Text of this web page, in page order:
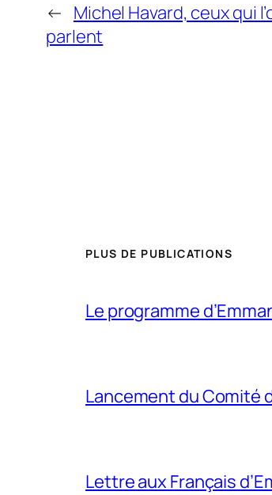
← Michel Havard, ceux qui
parlent
PLUS DE PUBLICATIONS
Le programme
Lancement du Comité
Lettre aux Français